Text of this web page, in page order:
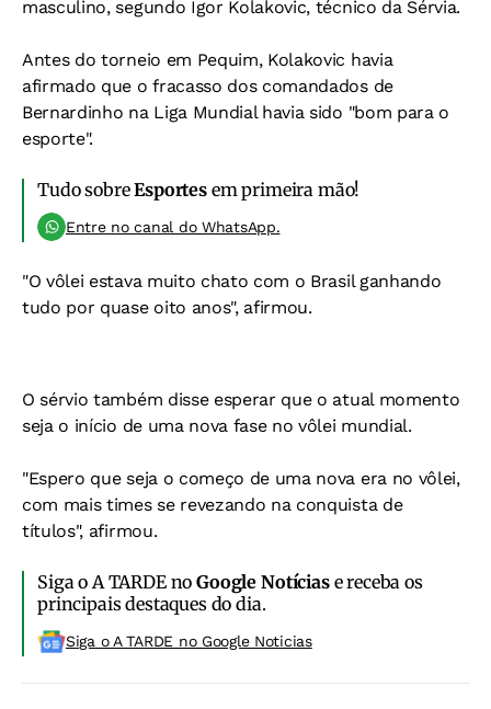
masculino, segundo Igor Kolakovic, técnico da Sérvia.
Antes do torneio em Pequim, Kolakovic havia
afirmado que o fracasso dos comandados de
Bernardinho na Liga Mundial havia sido "bom para o
esporte".
Tudo sobreEsportesem primeira mão!
Entre no canal do WhatsApp.
"O vôlei estava muito chato com o Brasil ganhando
tudo por quase oito anos", afirmou.
O sérvio também disse esperar que o atual momento
seja o início de uma nova fase no vôlei mundial.
"Espero que seja o começo de uma nova era no vôlei,
com mais times se revezando na conquista de
títulos", afirmou.
Siga o A TARDE noGoogle Notíciase receba os
principais destaques do dia.
Siga o A TARDE no Google Noticias